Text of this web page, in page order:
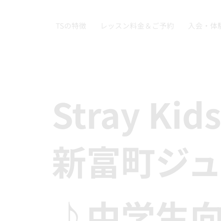
TSの特徴 レッスン料金＆ご予約 入会・体
Stray
新富町ジ